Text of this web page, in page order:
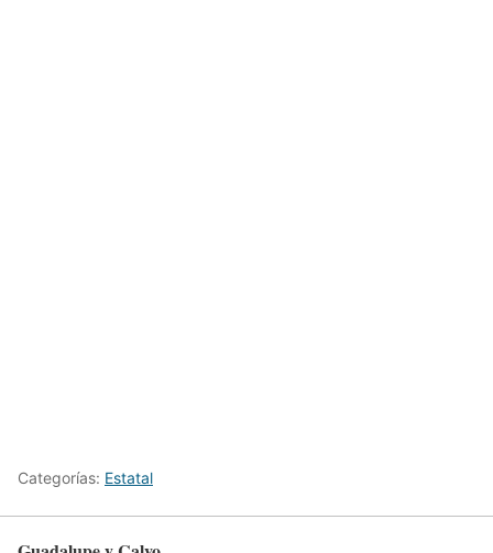
Categorías: Estatal